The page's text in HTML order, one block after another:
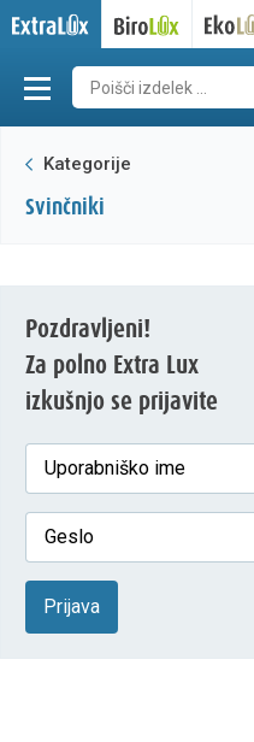
Kategorije
svinčniki
Pozdravljeni!
Za polno Extra Lux
izkušnjo se prijavite
Prijava